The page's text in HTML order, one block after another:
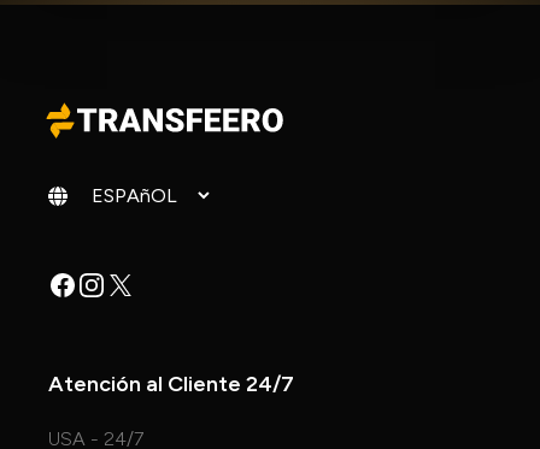
Cambiar idioma
Facebook
Instagram
X
Atención al Cliente 24/7
USA - 24/7